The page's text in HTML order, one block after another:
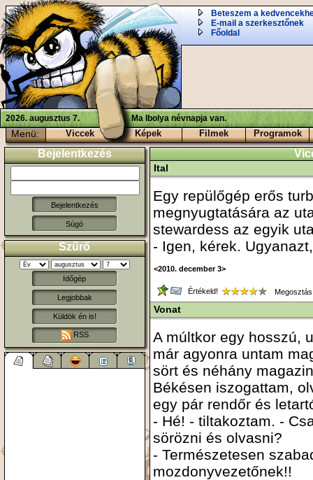
Beteszem a
E-mail a szerkesztőnek
Főoldal
2026. augusztus 7. Ma Ibolya névnapja van.
Menü: Viccek Képek Filmek Programok
Bejelentkezés
Súgó
Szűrő
Időgép
Legjobbak
Küldök én is!
RSS
Ital
Egy repülőgép erős
megnyugtatására az
stewardess az egyik
- Igen, kérek.
<2010. december 3>
Értékeld!
Vonat
A múltkor egy hosszú,
már agyonra untam
sört és néhány
Békésen iszogattam,
egy pár rendőr és
- Hé! - tiltakoztam. -
sörözni és olvasni?
- Természetesen
mozdonyvezetőnek!!